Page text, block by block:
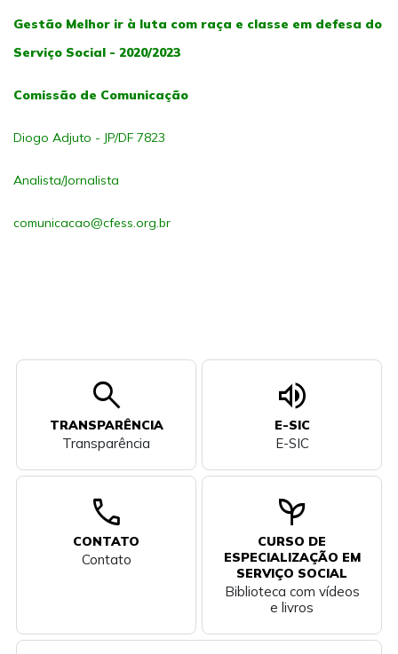
Gestão Melhor ir à luta com raça e classe em defesa do
Serviço Social - 2020/2023
Comissão de Comunicação
Diogo Adjuto - JP/DF 7823
Analista/Jornalista
comunicacao@cfess.org.br
search
TRANSPARÊNCIA
Transparência
volume_up
E-SIC
E-SIC
call
CONTATO
Contato
psychiatry
CURSO DE
ESPECIALIZAÇÃO EM
SERVIÇO SOCIAL
Biblioteca com vídeos
e livros